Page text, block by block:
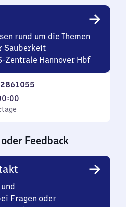
rund um die Themen
Sauberkeit
Zentrale Hannover Hbf
Feedback
Fragen oder